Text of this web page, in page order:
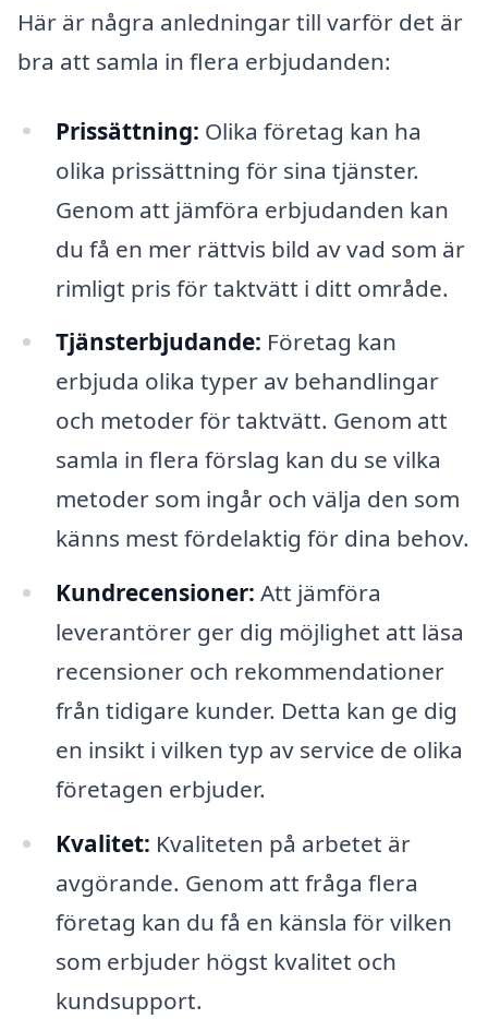
Här är några anledningar till varför det är
bra att samla in flera erbjudanden:
Prissättning: Olika företag kan ha
olika prissättning för sina tjänster.
Genom att jämföra erbjudanden kan
du få en mer rättvis bild av vad som är
rimligt pris för taktvätt i ditt område.
Tjänsterbjudande: Företag kan
erbjuda olika typer av behandlingar
och metoder för taktvätt. Genom att
samla in flera förslag kan du se vilka
metoder som ingår och välja den som
känns mest fördelaktig för dina behov.
Kundrecensioner: Att jämföra
leverantörer ger dig möjlighet att läsa
recensioner och rekommendationer
från tidigare kunder. Detta kan ge dig
en insikt i vilken typ av service de olika
företagen erbjuder.
Kvalitet: Kvaliteten på arbetet är
avgörande. Genom att fråga flera
företag kan du få en känsla för vilken
som erbjuder högst kvalitet och
kundsupport.